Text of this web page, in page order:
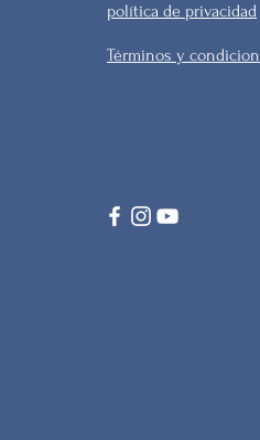
política de privacidad
Términos y